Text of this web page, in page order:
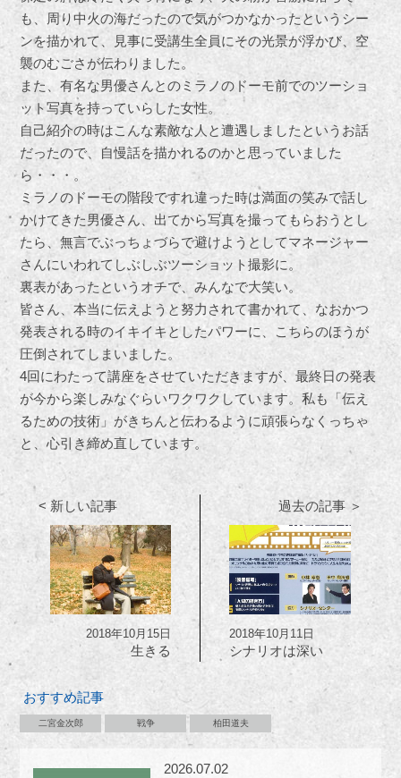
も、周り中火の海だったので気がつかなかったというシー
ンを描かれて、見事に受講生全員にその光景が浮かび、空
襲のむごさが伝わりました。
また、有名な男優さんとのミラノのドーモ前でのツーショ
ット写真を持っていらした女性。
自己紹介の時はこんな素敵な人と遭遇しましたというお話
だったので、自慢話を描かれるのかと思っていました
ら・・・。
ミラノのドーモの階段ですれ違った時は満面の笑みで話し
かけてきた男優さん、出てから写真を撮ってもらおうとし
たら、無言でぶっちょづらで避けようとしてマネージャー
さんにいわれてしぶしぶツーショット撮影に。
裏表があったというオチで、みんなで大笑い。
皆さん、本当に伝えようと努力されて書かれて、なおかつ
発表される時のイキイキとしたパワーに、こちらのほうが
圧倒されてしまいました。
4回にわたって講座をさせていただきますが、最終日の発表
が今から楽しみなぐらいワクワクしています。私も「伝え
るための技術」がきちんと伝わるように頑張らなくっちゃ
と、心引き締め直しています。
< 新しい記事
2018年10月15日
生きる
過去の記事 ＞
2018年10月11日
シナリオは深い
おすすめ記事
二宮金次郎 戦争 柏田道夫
2026.07.02